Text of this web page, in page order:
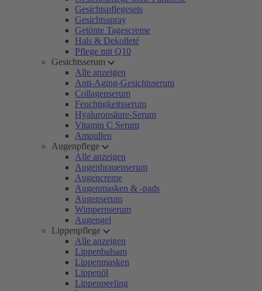
Gesichtspflegesets
Gesichtsspray
Getönte Tagescreme
Hals & Dekolleté
Pflege mit Q10
Gesichtsserum
Alle anzeigen
Anti-Aging-Gesichtsserum
Collagenserum
Feuchtigkeitsserum
Hyaluronsäure-Serum
Vitamin C Serum
Ampullen
Augenpflege
Alle anzeigen
Augenbrauenserum
Augencreme
Augenmasken & -pads
Augenserum
Wimpernserum
Augengel
Lippenpflege
Alle anzeigen
Lippenbalsam
Lippenmasken
Lippenöl
Lippenpeeling